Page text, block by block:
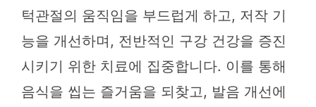
턱관절의 움직임을 부드럽게 하고, 저작 기
능을 개선하며, 전반적인 구강 건강을 증진
시키기 위한 치료에 집중합니다. 이를 통해
음식을 씹는 즐거움을 되찾고, 발음 개선에